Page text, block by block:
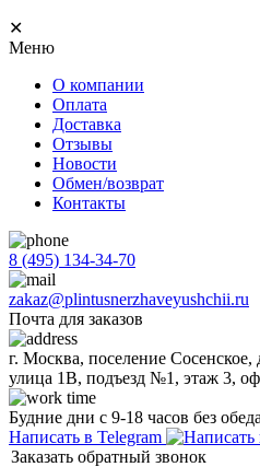
✕
Меню
О компании
Оплата
Доставка
Отзывы
Новости
Обмен/возврат
Контакты
8 (495) 134-34-70
zakaz@plintusnerzhaveyushchii.ru
Почта для заказов
г. Москва, поселение
улица 1В, подъезд №1, этаж 3,
Будние дни с 9-18 часов без
Написать в Telegram
Заказать обратный звонок